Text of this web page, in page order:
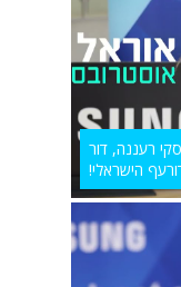
רעננה, דור
הישראלי!